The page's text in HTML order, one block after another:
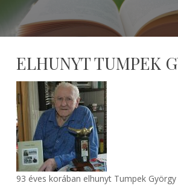
ELHUNYT TUMPEK
93 éves korában elhunyt Tumpek